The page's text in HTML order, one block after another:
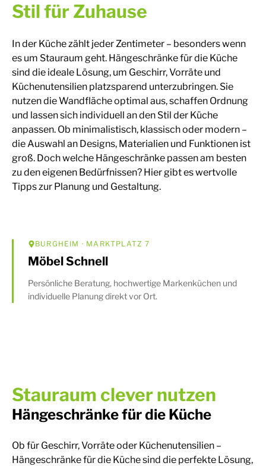
Stil für Zuhause
In der Küche zählt jeder Zentimeter – besonders wenn
es um Stauraum geht. Hängeschränke für die Küche
sind die ideale Lösung, um Geschirr, Vorräte und
Küchenutensilien platzsparend unterzubringen. Sie
nutzen die Wandfläche optimal aus, schaffen Ordnung
und lassen sich individuell an den Stil der Küche
anpassen. Ob minimalistisch, klassisch oder modern –
die Auswahl an Designs, Materialien und Funktionen ist
groß. Doch welche Hängeschränke passen am besten
zu den eigenen Bedürfnissen? Hier gibt es wertvolle
Tipps zur Planung und Gestaltung.
BURGHEIM · MARKTPLATZ 7
Möbel Schnell
Persönliche Beratung, hochwertige Markenküchen und
individuelle Planung direkt vor Ort.
Stauraum clever nutzen
Hängeschränke für die Küche
Ob für Geschirr, Vorräte oder Küchenutensilien –
Hängeschränke für die Küche sind die perfekte Lösung,